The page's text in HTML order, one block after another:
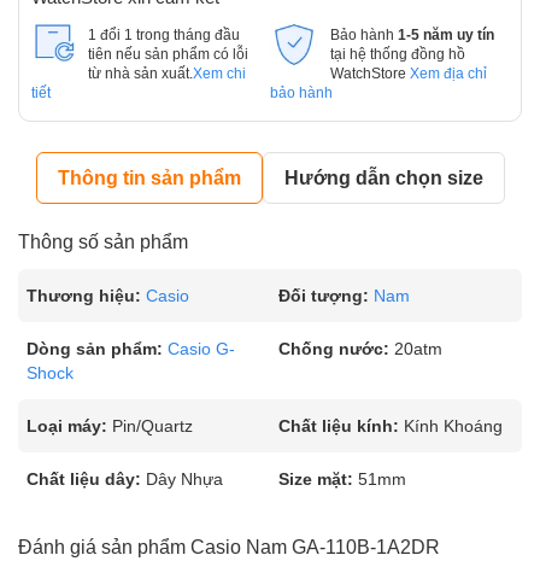
1 đổi 1 trong tháng đầu
tiên nếu sản phẩm có lỗi
từ nhà sản xuất. Xem chi
tiết
Bảo hành 1-5 năm uy tín
tại hệ thống đồng hồ
WatchStore Xem địa chỉ
bảo hành
Thông tin sản phẩm Hướng dẫn chọn size
Thông số sản phẩm
Thương hiệu: Casio Đối tượng: Nam
Dòng sản phẩm: Casio G-
Shock
Chống nước: 20atm
Loại máy: Pin/Quartz Chất liệu kính: Kính Khoáng
Chất liệu dây: Dây Nhựa Size mặt: 51mm
Đánh giá sản phẩm Casio Nam GA-110B-1A2DR